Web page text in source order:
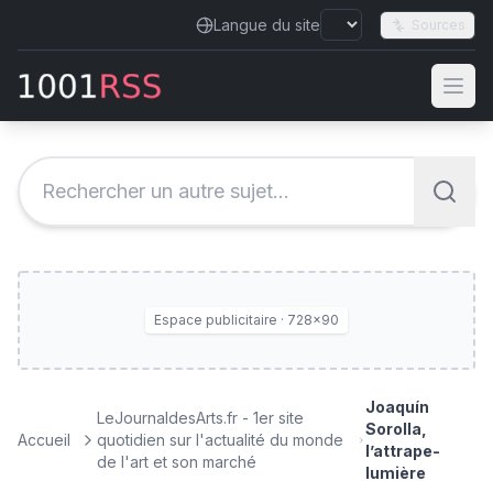
Langue du site Sources
Espace publicitaire · 728×90
Accueil
LeJournaldesArts.fr - 1er site
quotidien sur l'actualité du monde
de l'art et son marché
Joaquín
Sorolla,
l’attrape-
lumière